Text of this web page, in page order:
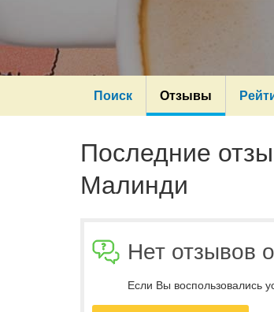
Поиск Отзывы
Последние
Малинди
Нет отзывов
Если Вы воспользовались